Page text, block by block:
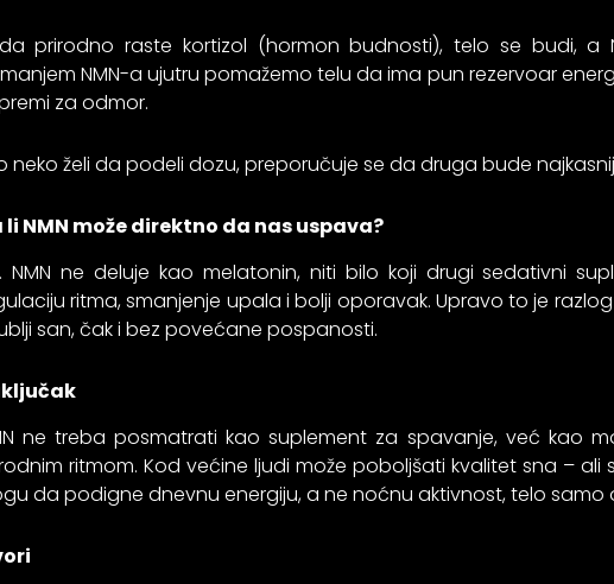
prirodno raste kortizol (hormon budnosti), telo se budi, a
NMN-a ujutru pomažemo telu da ima pun rezervoar
za odmor.
neko želi da podeli dozu, preporučuje se da druga bude
li NMN može direktno da nas uspava?
NMN ne deluje kao melatonin, niti bilo koji drugi sedativni
ritma, smanjenje upala i bolji oporavak. Upravo to je
san, čak i bez povećane pospanosti.
ne treba posmatrati kao suplement za spavanje, već kao
ritmom. Kod većine ljudi može poboljšati kvalitet sna –
da podigne dnevnu energiju, a ne noćnu aktivnost, telo